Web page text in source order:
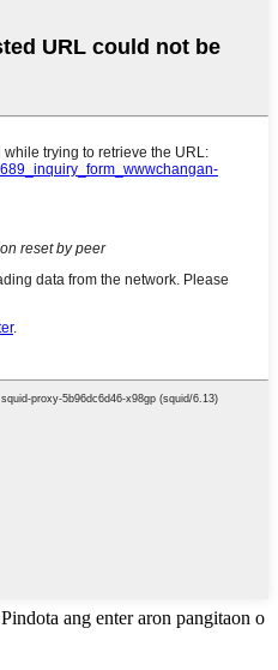
Pindota ang enter aron pangitaon o